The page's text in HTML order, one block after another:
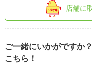
店舗に
ご一緒にいかがですか
こちら！